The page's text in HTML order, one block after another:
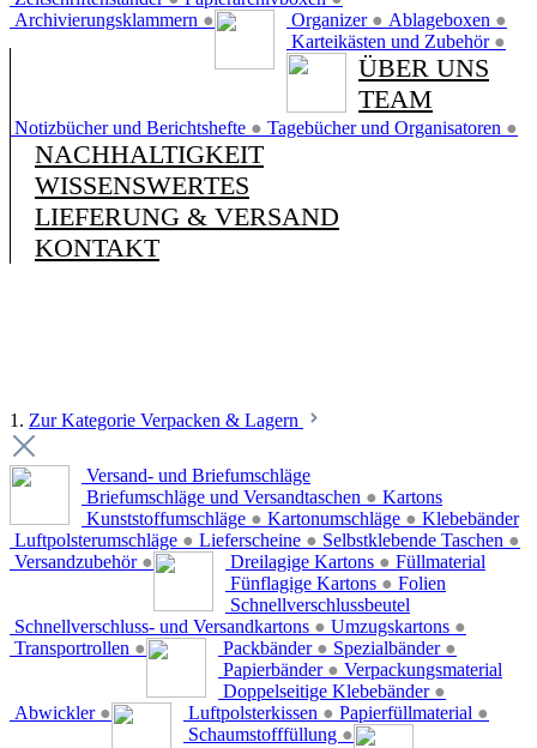
Archivierungsklammern ● Organizer ● Ablageboxen ●
Karteikästen und Zubehör ●
Notizbücher und Berichtshefte ● Tagebücher und Organisatoren ●
ÜBER UNS
TEAM
NACHHALTIGKEIT
WISSENSWERTES
LIEFERUNG & VERSAND
KONTAKT
1. Zur Kategorie Verpacken & Lagern
Versand- und Briefumschläge
Briefumschläge und Versandtaschen ●
Kunststoffumschläge ● Kartonumschläge ●
Luftpolsterumschläge ● Lieferscheine ● Selbstklebende Taschen ●
Versandzubehör ●
Kartons
Dreilagige Kartons ●
Fünflagige Kartons ●
Schnellverschluss- und Versandkartons ● Umzugskartons ●
Transportrollen ●
Klebebänder
Packbänder ● Spezialbänder ●
Papierbänder ●
Doppelseitige Klebebänder ●
Abwickler ●
Füllmaterial
Luftpolsterkissen ● Papierfüllmaterial ●
Schaumstofffüllung ●
Folien
Schnellverschlussbeutel
Verpackungsmaterial